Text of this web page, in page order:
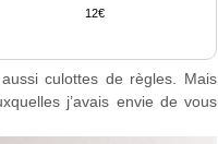
12
culottes de règles. Mais
j’avais envie de vous